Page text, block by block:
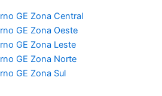
GE Zona Central
GE Zona Oeste
GE Zona Leste
GE Zona Norte
GE Zona Sul